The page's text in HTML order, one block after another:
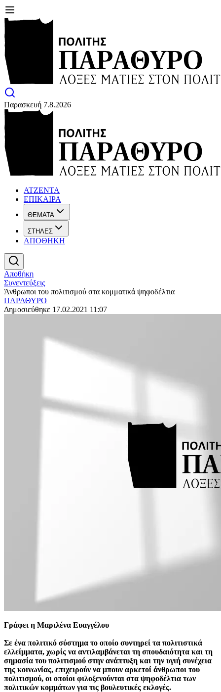
Παρασκευή 7.8.2026
ΑΤΖΕΝΤΑ
ΕΠΙΚΑΙΡΑ
ΘΕΜΑΤΑ
ΣΤΗΛΕΣ
ΑΠΟΘΗΚΗ
Αποθήκη
Συνεντεύξεις
Άνθρωποι του πολιτισμού στα κομματικά ψηφοδέλτια
ΠΑΡΑΘΥΡΟ
Δημοσιεύθηκε 17.02.2021 11:07
Γράφει η Μαριλένα Ευαγγέλου
Σε ένα πολιτικό σύστημα το οποίο συντηρεί τα πολιτιστικά
ελλείμματα, χωρίς να αντιλαμβάνεται τη σπουδαιότητα και τη
σημασία του πολιτισμού στην ανάπτυξη και την υγιή συνέχεια
της κοινωνίας, επιχειρούν να μπουν αρκετοί άνθρωποι του
πολιτισμού, οι οποίοι φιλοξενούνται στα ψηφοδέλτια των
πολιτικών κομμάτων για τις βουλευτικές εκλογές.